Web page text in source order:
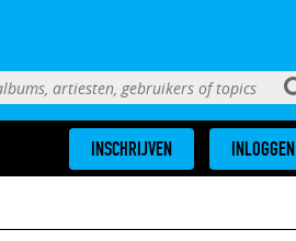
INSCHRIJVEN INLOGGEN